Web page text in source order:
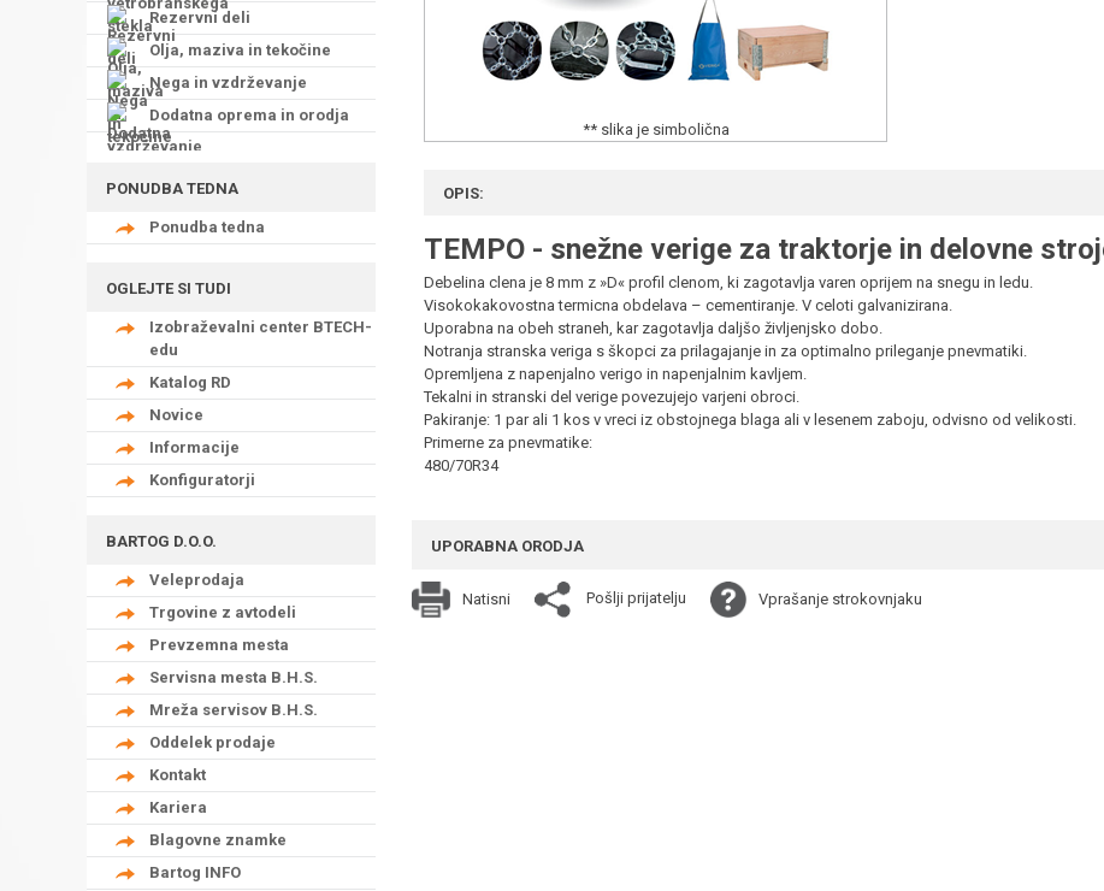
Rezervni deli
Olja, maziva in tekočine
Nega in vzdrževanje
Dodatna oprema in orodja
PONUDBA TEDNA
Ponudba tedna
OGLEJTE SI TUDI
Izobraževalni center BTECH-
edu
Katalog RD
Novice
Informacije
Konfiguratorji
BARTOG D.O.O.
Veleprodaja
Trgovine z avtodeli
Prevzemna mesta
Servisna mesta B.H.S.
Mreža servisov B.H.S.
Oddelek prodaje
Kontakt
Kariera
Blagovne znamke
Bartog INFO
** slika je simbolična
OPIS:
TEMPO - snežne verige za traktorje in delovne
Debelina clena je 8 mm z »D« profil clenom, ki zagotavlja varen oprijem na snegu in ledu.
Visokokakovostna termicna obdelava – cementiranje. V celoti galvanizirana.
Uporabna na obeh straneh, kar zagotavlja daljšo življenjsko dobo.
Notranja stranska veriga s škopci za prilagajanje in za optimalno prileganje pnevmatiki.
Opremljena z napenjalno verigo in napenjalnim kavljem.
Tekalni in stranski del verige povezujejo varjeni obroci.
Pakiranje: 1 par ali 1 kos v vreci iz obstojnega blaga ali v lesenem zaboju, odvisno od velikosti.
Primerne za pnevmatike:
480/70R34
UPORABNA ORODJA
Natisni Pošlji prijatelju Vprašanje strokovnjaku